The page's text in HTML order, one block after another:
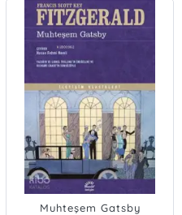
Muhteşem Gatsby